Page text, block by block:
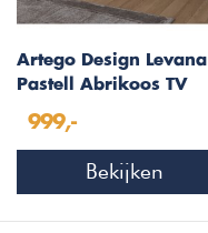
Artego Design Levana
Pastell Abrikoos TV
999,-
Bekijken